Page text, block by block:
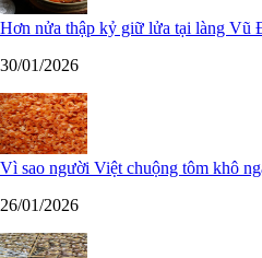
Hơn nửa thập kỷ giữ lửa tại làng Vũ
30/01/2026
Vì sao người Việt chuộng tôm khô
26/01/2026